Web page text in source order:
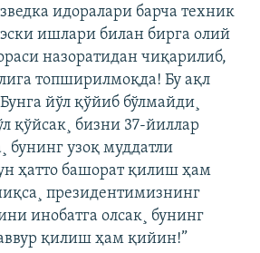
идоралари барча техник
эски ишлари билан бирга олий
назоратидан чиқарилиб,
топширилмоқда! Бу ақл
йўл қўйиб бўлмайди¸
қўйсак¸ бизни 37-йиллар
бунинг узоқ муддатли
ҳатто башорат қилиш ҳам
президентимизнинг
инобатга олсак¸ бунинг
қилиш ҳам қийин!”